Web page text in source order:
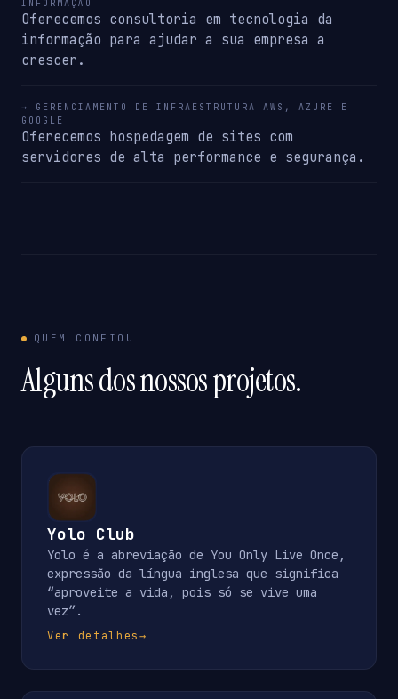
INFORMAÇÃO
Oferecemos consultoria em tecnologia da
informação para ajudar a sua empresa a
crescer.
→ GERENCIAMENTO DE INFRAESTRUTURA AWS, AZURE E
GOOGLE
Oferecemos hospedagem de sites com
servidores de alta performance e segurança.
QUEM CONFIOU
Alguns dos nossos projetos.
Yolo Club
Yolo é a abreviação de You Only Live Once,
expressão da língua inglesa que significa
“aproveite a vida, pois só se vive uma
vez”.
Ver detalhes→